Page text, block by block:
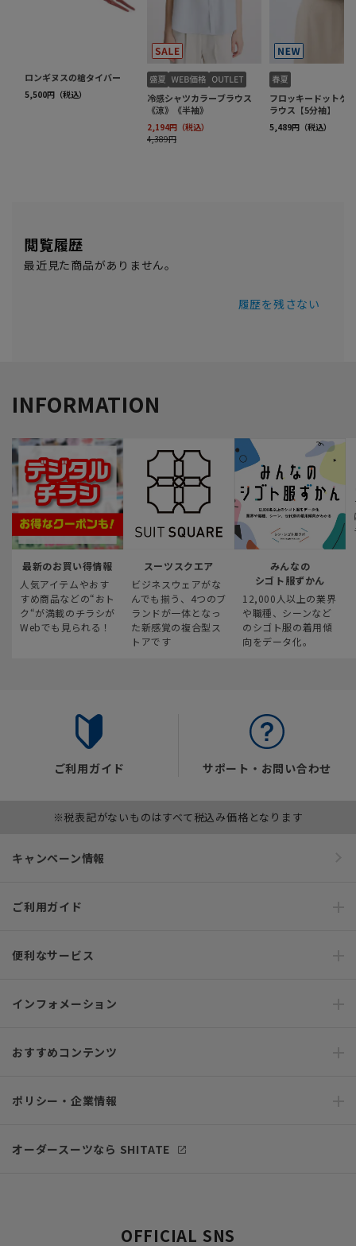
閲覧履歴
最近見た商品がありません。
履歴を残さない
INFORMATION
最新のお買い得情報
人気アイテムやおす
すめ商品などの“おト
ク“が満載のチラシが
Webでも見られる！
スーツスクエア
ビジネスウェアがな
んでも揃う、4つのブ
ランドが一体となっ
た新感覚の複合型ス
トアです
みんなの
シゴト服ずかん
12,000人以上の業界
や職種、シーンなど
のシゴト服の着用傾
向をデータ化。
ご利用ガイド サポート・お問い合わせ
※税表記がないものはすべて税込み価格となります
キャンペーン情報
ご利用ガイド
便利なサービス
インフォメーション
おすすめコンテンツ
ポリシー・企業情報
オーダースーツなら SHITATE
OFFICIAL SNS